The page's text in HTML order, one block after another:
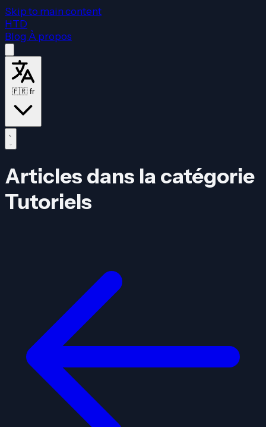
Skip to main content
HTD
Blog À propos
🇫🇷 fr
Articles dans la catégorie
Tutoriels